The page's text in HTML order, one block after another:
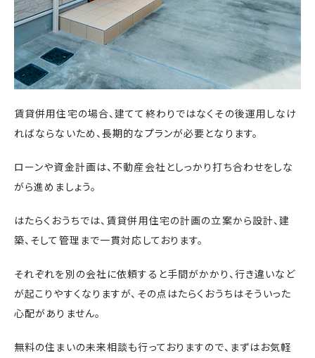
賃貸併用住宅の場合、建てて終わりではなくその後運用しなけ
ればならないため、長期的なプランが必要となります。
ローンや資金計画は、不動産会社としっかり打ち合わせをしな
がら進めましょう。
はたらくおうちでは、賃貸併用住宅の計画の立案から設計、建
築、そして管理まで一貫対応しております。
それぞれを別の会社に依頼すると手間がかかり、行き違いなど
が起こりやすくなりますが、その点はたらくおうちはそういった
心配がありません。
無料の住まいの未来相談も行っておりますので、まずはお気軽